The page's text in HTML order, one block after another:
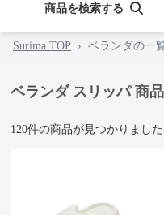
商品を検索する
Surima TOP › ベランダの一
ベランダ スリッパ 商
120件の商品が見つかりました